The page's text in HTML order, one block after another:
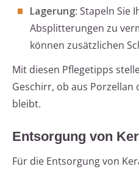
Lagerung: Stapeln Sie
Absplitterungen zu
können zusätzlichen
Mit diesen Pflegetipps
Geschirr, ob aus Porzellan
bleibt.
Entsorgung von
Für die Entsorgung von